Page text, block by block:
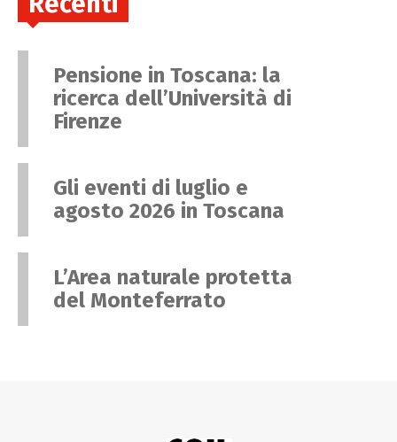
Pensione in Toscana: la
ricerca dell’Università di
Firenze
Gli eventi di luglio e
agosto 2026 in Toscana
L’Area naturale protetta
del Monteferrato